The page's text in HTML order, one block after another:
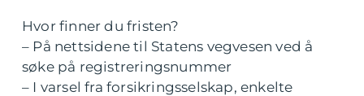
Hvor finner du fristen?
– På nettsidene til Statens vegvesen ved å
søke på registreringsnummer
– I varsel fra forsikringsselskap, enkelte